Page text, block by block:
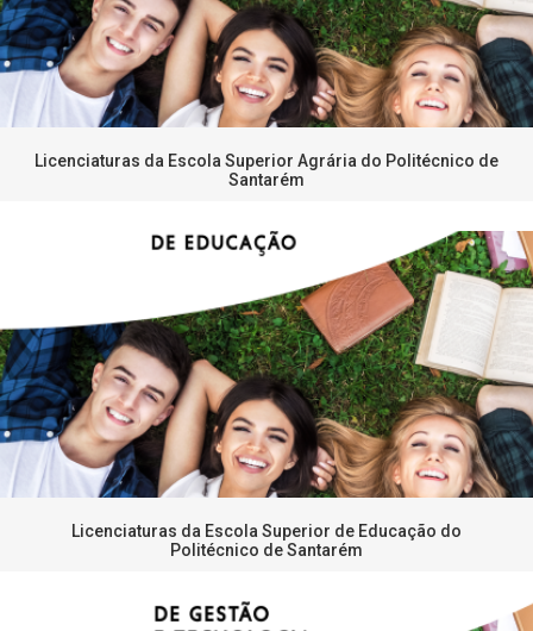
Licenciaturas da Escola Superior Agrária do Politécnico de
Santarém
Licenciaturas da Escola Superior de Educação do
Politécnico de Santarém